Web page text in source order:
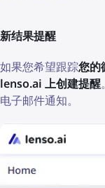
新结果提醒
如果您希望跟踪您的
lenso.ai 上创建提醒
电子邮件通知。